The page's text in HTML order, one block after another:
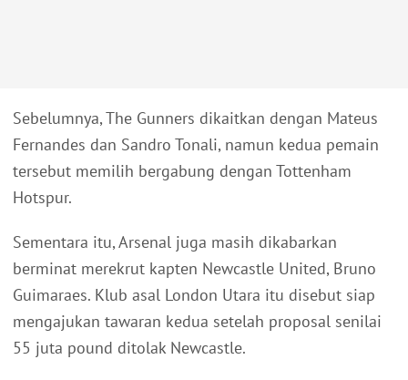
Sebelumnya, The Gunners dikaitkan dengan Mateus
Fernandes dan Sandro Tonali, namun kedua pemain
tersebut memilih bergabung dengan Tottenham
Hotspur.
Sementara itu, Arsenal juga masih dikabarkan
berminat merekrut kapten Newcastle United, Bruno
Guimaraes. Klub asal London Utara itu disebut siap
mengajukan tawaran kedua setelah proposal senilai
55 juta pound ditolak Newcastle.